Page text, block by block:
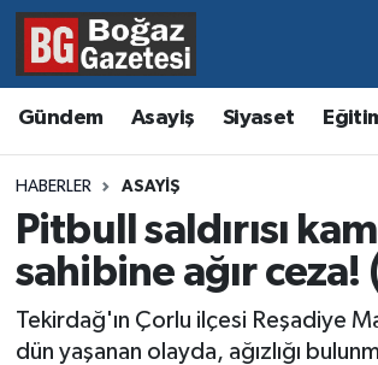
Gündem Asayiş Siyaset
HABERLER ASAYIŞ
Pitbull saldırısı
sahibine ağır ceza!
Tekirdağ'ın Çorlu ilçesi Reşadiye
dün yaşanan olayda, ağızlığı
Asayiş
Eğitim
Ekonomi
Gündem
Kültür ve Sanat
Hava Durumu
Trafik Durumu
Süper Lig Puan Durumu ve Fikstür
Tüm Manşetler
Son Dakika Haberleri